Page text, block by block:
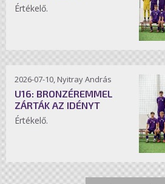
Értékelő.
2026-07-10, Nyitray András
U16: BRONZÉREMMEL
ZÁRTÁK AZ IDÉNYT
Értékelő.